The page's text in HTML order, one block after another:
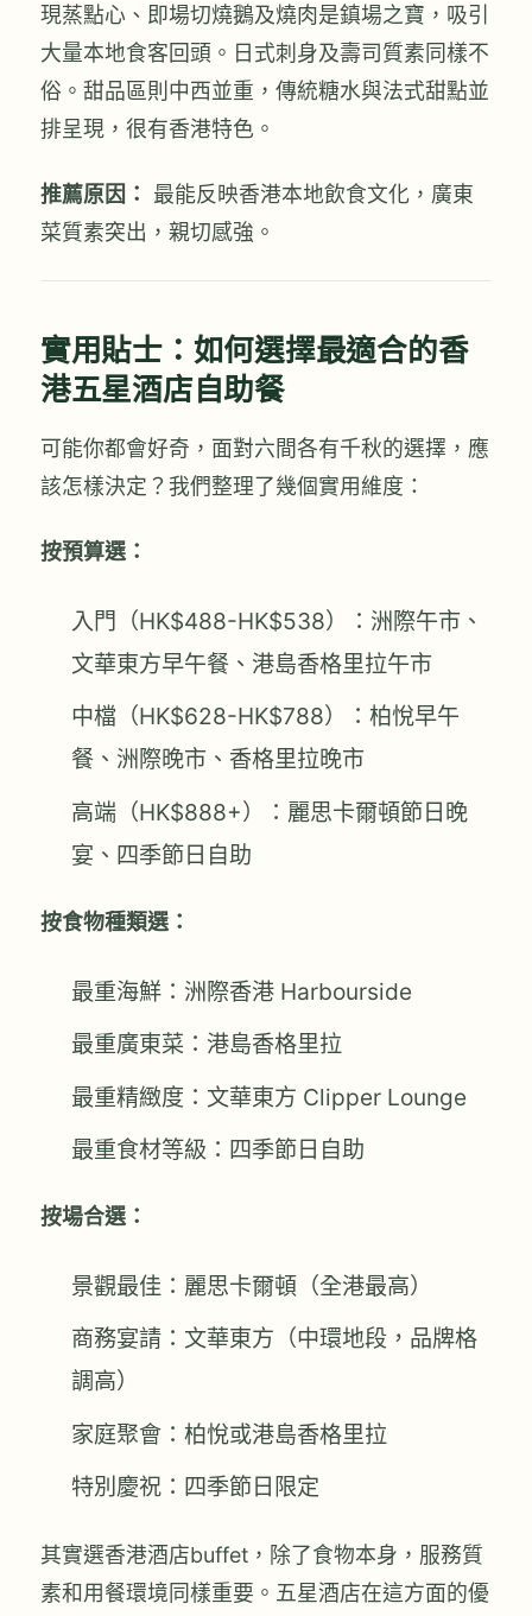
現蒸點心、即場切燒鵝及燒肉是鎮場之寶，吸引
大量本地食客回頭。日式刺身及壽司質素同樣不
俗。甜品區則中西並重，傳統糖水與法式甜點並
排呈現，很有香港特色。
推薦原因：
最能反映香港本地飲食文化，廣東
菜質素突出，親切感強。
實用貼士：如何選擇最適合的香
港五星酒店自助餐
可能你都會好奇，面對六間各有千秋的選擇，應
該怎樣決定？我們整理了幾個實用維度：
按預算選：
入門（HK$488-HK$538）：洲際午市、
文華東方早午餐、港島香格里拉午市
中檔（HK$628-HK$788）：柏悅早午
餐、洲際晚市、香格里拉晚市
高端（HK$888+）：麗思卡爾頓節日晚
宴、四季節日自助
按食物種類選：
最重海鮮：洲際香港 Harbourside
最重廣東菜：港島香格里拉
最重精緻度：文華東方 Clipper Lounge
最重食材等級：四季節日自助
按場合選：
景觀最佳：麗思卡爾頓（全港最高）
商務宴請：文華東方（中環地段，品牌格
調高）
家庭聚會：柏悅或港島香格里拉
特別慶祝：四季節日限定
其實選香港酒店buffet，除了食物本身，服務質
素和用餐環境同樣重要。五星酒店在這方面的優